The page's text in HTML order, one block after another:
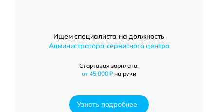
Ищем специалиста на должность
Администратора сервисного центра
Стартовая зарплата:
от 45,000 ₽ на руки
Узнать подробнее